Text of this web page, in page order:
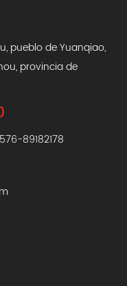
pueblo de Yuanqiao,
provincia de
89182178